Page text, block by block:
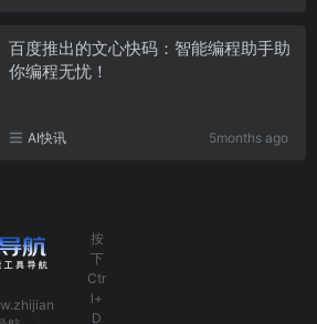
百度推出的文心快码：智能编程助手助
你编程无忧！
AI快讯 5months ago
按
下
Ctr
l+
D